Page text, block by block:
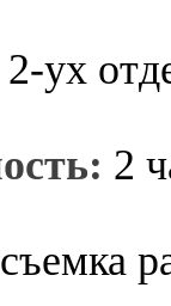
ух
2
съемка